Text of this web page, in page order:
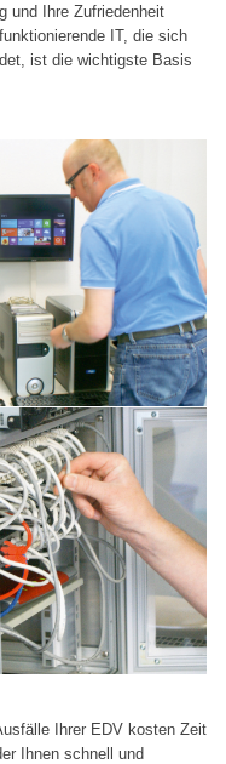
und Ihre Zufriedenheit
IT, die sich
ist die wichtigste Basis
Ihrer EDV kosten Zeit
Ihnen schnell und